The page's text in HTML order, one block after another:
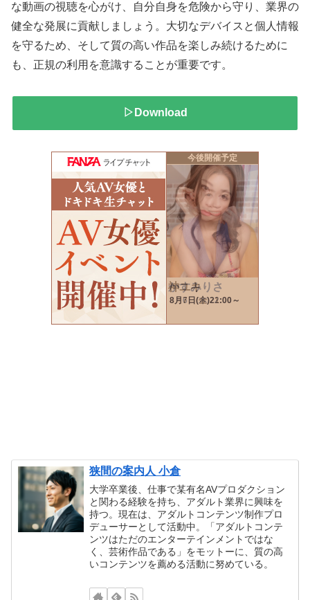
な動画の視聴を心がけ、自分自身を危険から守り、業界の
健全な発展に貢献しましょう。大切なデバイスと個人情報
を守るため、そして質の高い作品を楽しみ続けるために
も、正規の利用を意識することが重要です。
▷Download
狭間の案内人 小倉
大学卒業後、仕事で某有名AVプロダクション
と関わる経験を持ち、アダルト業界に興味を
持つ。現在は、アダルトコンテンツ制作プロ
デューサーとして活動中。「アダルトコンテ
ンツはただのエンターテインメントではな
く、芸術作品である」をモットーに、質の高
いコンテンツを薦める活動に努めている。